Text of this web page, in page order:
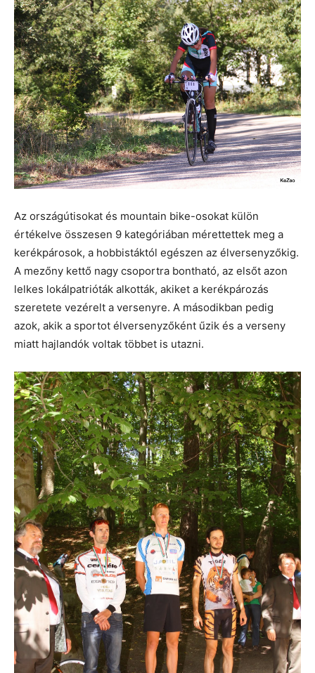
Az országútisokat és mountain bike-osokat külön
értékelve összesen 9 kategóriában mérettettek meg a
kerékpárosok, a hobbistáktól egészen az élversenyzőkig.
A mezőny kettő nagy csoportra bontható, az elsőt azon
lelkes lokálpatrióták alkották, akiket a kerékpározás
szeretete vezérelt a versenyre. A másodikban pedig
azok, akik a sportot élversenyzőként űzik és a verseny
miatt hajlandók voltak többet is utazni.